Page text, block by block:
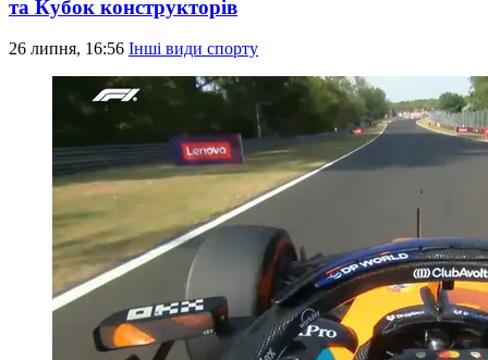
та Кубок конструкторів
26 липня, 16:56 Інші види спорту